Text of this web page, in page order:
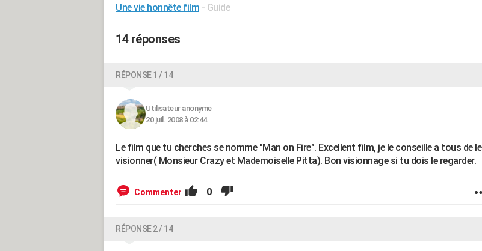
Une vie honnête film - Guide
14 réponses
RÉPONSE 1 / 14
Utilisateur anonyme
20 juil. 2008 à 02:44
Le film que tu cherches se nomme "Man on Fire". Excellent film, je le conseille a tous de le
visionner( Monsieur Crazy et Mademoiselle Pitta). Bon visionnage si tu dois le regarder.
Commenter 0
RÉPONSE 2 / 14